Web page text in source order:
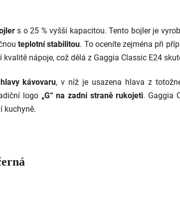
s o 25 % vyšší kapacitou. Tento bojler je
teplotní stabilitou. To oceníte zejména při
nápoje, což dělá z Gaggia Classic E24
kávovaru, v níž je usazena hlava z
logo „G“ na zadní straně rukojeti. Gaggia
kuchyně.